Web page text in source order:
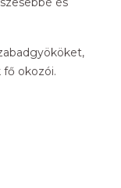
okozói.